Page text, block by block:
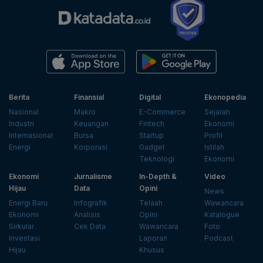
Berita
Nasional
Industri
Internasional
Energi
Finansial
Makro
Keuangan
Bursa
Korporasi
Digital
E-Commerce
Fintech
Startup
Gadget
Teknologi
Ekonopedia
Sejarah
Ekonomi
Profil
Istilah
Ekonomi
Ekonomi
Hijau
Energi Baru
Ekonomi
Sirkular
Investasi
Hijau
Jurnalisme
Data
Infografik
Analisis
Cek Data
In-Depth &
Opini
Telaah
Opini
Wawancara
Laporan
Khusus
Video
News
Wawancara
Katalogue
Foto
Podcast